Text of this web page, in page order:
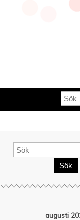
Sök
augusti